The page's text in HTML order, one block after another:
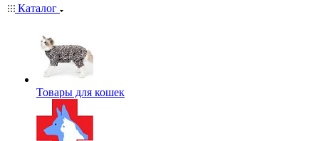
Каталог
Товары для кошек